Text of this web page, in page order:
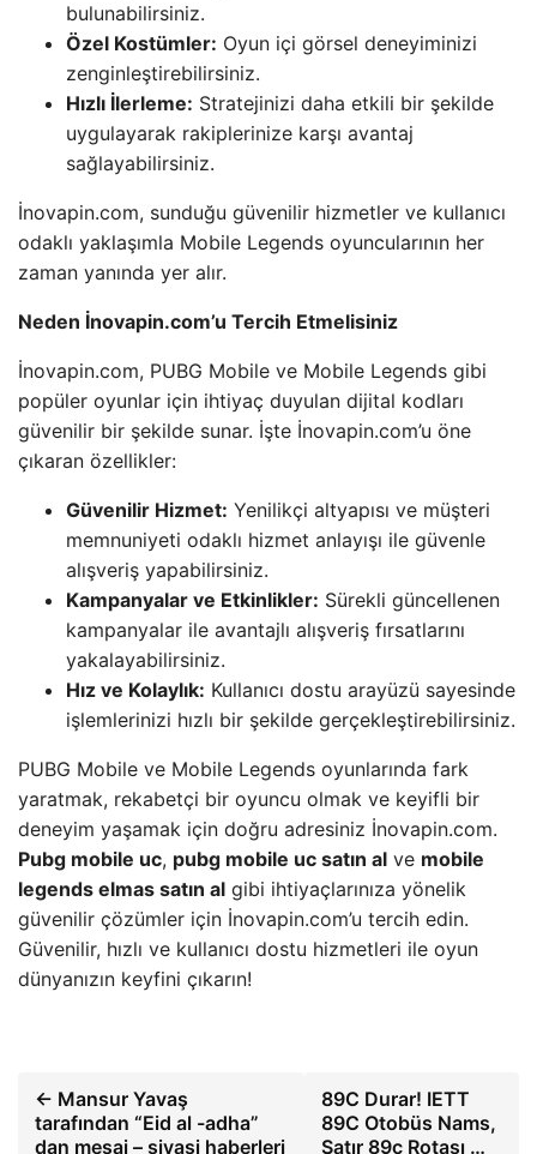
bulunabilirsiniz.
Özel Kostümler: Oyun içi görsel deneyiminizi
zenginleştirebilirsiniz.
Hızlı İlerleme: Stratejinizi daha etkili bir şekilde
uygulayarak rakiplerinize karşı avantaj
sağlayabilirsiniz.
İnovapin.com, sunduğu güvenilir hizmetler ve kullanıcı
odaklı yaklaşımla Mobile Legends oyuncularının her
zaman yanında yer alır.
Neden İnovapin.com’u Tercih Etmelisiniz
İnovapin.com, PUBG Mobile ve Mobile Legends gibi
popüler oyunlar için ihtiyaç duyulan dijital kodları
güvenilir bir şekilde sunar. İşte İnovapin.com’u öne
çıkaran özellikler:
Güvenilir Hizmet: Yenilikçi altyapısı ve müşteri
memnuniyeti odaklı hizmet anlayışı ile güvenle
alışveriş yapabilirsiniz.
Kampanyalar ve Etkinlikler: Sürekli güncellenen
kampanyalar ile avantajlı alışveriş fırsatlarını
yakalayabilirsiniz.
Hız ve Kolaylık: Kullanıcı dostu arayüzü sayesinde
işlemlerinizi hızlı bir şekilde gerçekleştirebilirsiniz.
PUBG Mobile ve Mobile Legends oyunlarında fark
yaratmak, rekabetçi bir oyuncu olmak ve keyifli bir
deneyim yaşamak için doğru adresiniz İnovapin.com.
Pubg mobile uc, pubg mobile uc satın al ve mobile
legends elmas satın al gibi ihtiyaçlarınıza yönelik
güvenilir çözümler için İnovapin.com’u tercih edin.
Güvenilir, hızlı ve kullanıcı dostu hizmetleri ile oyun
dünyanızın keyfini çıkarın!
← Mansur Yavaş
tarafından “Eid al -adha”
dan mesaj – siyasi haberleri
89C Durar! IETT
89C Otobüs Nams,
Satır 89c Rotası …